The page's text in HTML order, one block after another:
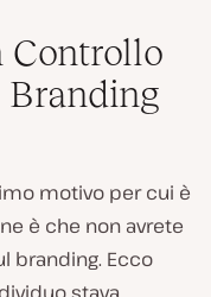
Controllo
Branding
motivo per cui è
è che non avrete
branding. Ecco